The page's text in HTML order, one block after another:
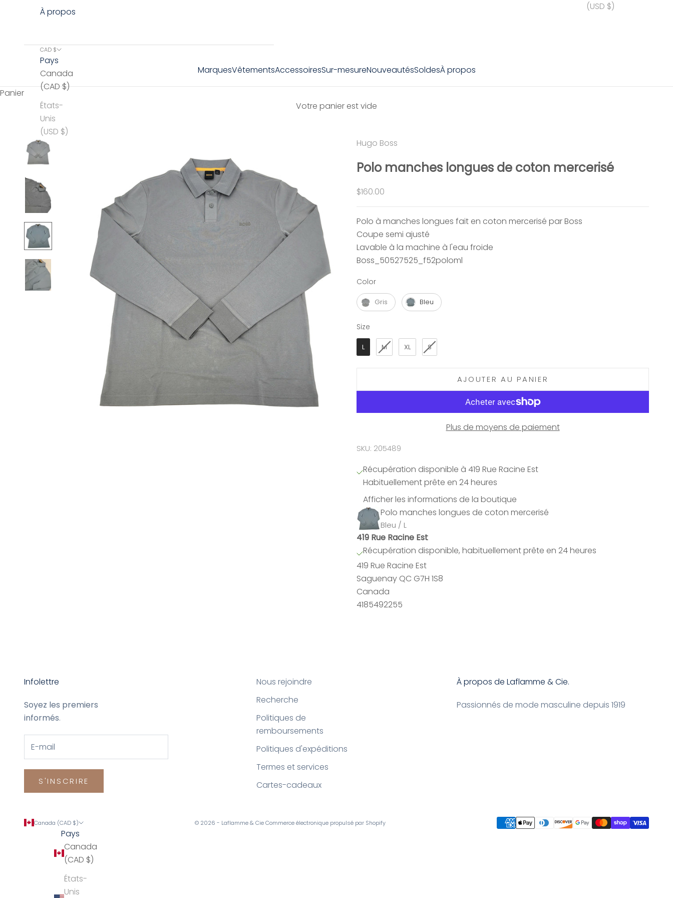
MarquesVêtementsAccessoiresSur-mesureNouveautésSoldesÀ propos
(USD $)
À propos
CAD $
Pays
Canada
(CAD $)
États-
Unis
(USD $)
Panier
Votre panier est vide
Hugo Boss
Polo manches longues de coton mercerisé
Prix de vente
$160.00
Polo à manches longues fait en coton mercerisé par Boss
Coupe semi ajusté
Lavable à la machine à l'eau froide
Boss_50527525_f52poloml
ColorColor
Gris Bleu
Size
L M XL S
AJOUTER AU PANIER
Plus de moyens de paiement
SKU: 205489
Récupération disponible à 419 Rue Racine Est
Habituellement prête en 24 heures
Afficher les informations de la boutique
Polo manches longues de coton mercerisé
Bleu / L
419 Rue Racine Est
Récupération disponible, habituellement prête en 24 heures
419 Rue Racine Est
Saguenay QC G7H 1S8
Canada
4185492255
Infolettre
Soyez les premiers
informés.
S'INSCRIRE
Nous rejoindre
Recherche
Politiques de
remboursements
Politiques d'expéditions
Termes et services
Cartes-cadeaux
À propos de Laflamme & Cie.
Passionnés de mode masculine depuis 1919
Canada (CAD $)
Pays
Canada
(CAD $)
États-
Unis
© 2026 - Laflamme & CieCommerce électronique propulsé par Shopify